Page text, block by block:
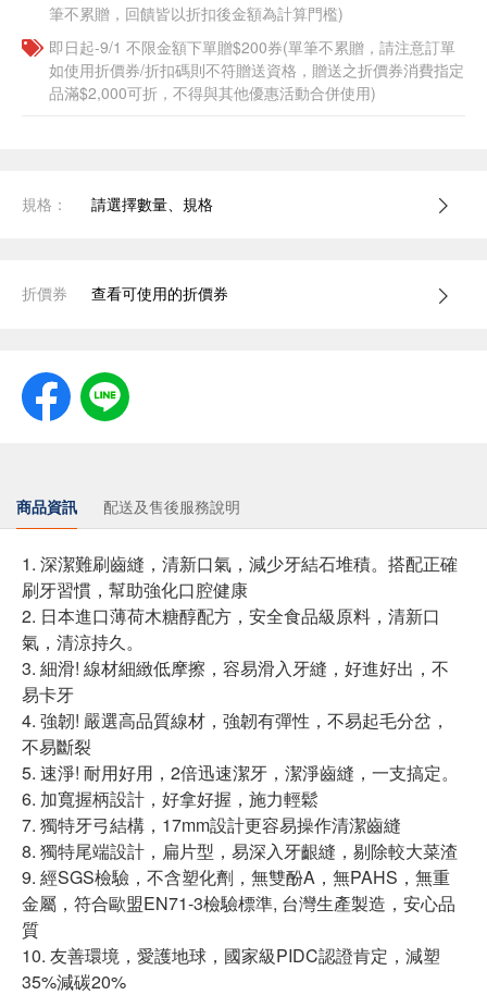
筆不累贈，回饋皆以折扣後金額為計算門檻)
即日起-9/1 不限金額下單贈$200券(單筆不累贈，請注意訂單
如使用折價券/折扣碼則不符贈送資格，贈送之折價券消費指定
品滿$2,000可折，不得與其他優惠活動合併使用)
規格： 請選擇數量、規格
折價券 查看可使用的折價券
商品資訊 配送及售後服務說明
1. 深潔難刷齒縫，清新口氣，減少牙結石堆積。搭配正確
刷牙習慣，幫助強化口腔健康
2. 日本進口薄荷木糖醇配方，安全食品級原料，清新口
氣，清涼持久。
3. 細滑! 線材細緻低摩擦，容易滑入牙縫，好進好出，不
易卡牙
4. 強韌! 嚴選高品質線材，強韌有彈性，不易起毛分岔，
不易斷裂
5. 速淨! 耐用好用，2倍迅速潔牙，潔淨齒縫，一支搞定。
6. 加寬握柄設計，好拿好握，施力輕鬆
7. 獨特牙弓結構，17mm設計更容易操作清潔齒縫
8. 獨特尾端設計，扁片型，易深入牙齦縫，剔除較大菜渣
9. 經SGS檢驗，不含塑化劑，無雙酚A，無PAHS，無重
金屬，符合歐盟EN71-3檢驗標準, 台灣生產製造，安心品
質
10. 友善環境，愛護地球，國家級PIDC認證肯定，減塑
35%減碳20%